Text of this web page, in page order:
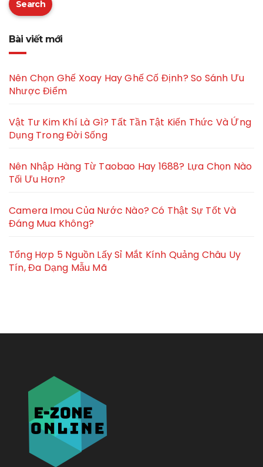
Search
Bài viết mới
Nên Chọn Ghế Xoay Hay Ghế Cố Định? So Sánh Ưu
Nhược Điểm
Vật Tư Kim Khí Là Gì? Tất Tần Tật Kiến Thức Và Ứng
Dụng Trong Đời Sống
Nên Nhập Hàng Từ Taobao Hay 1688? Lựa Chọn Nào
Tối Ưu Hơn?
Camera Imou Của Nước Nào? Có Thật Sự Tốt Và
Đáng Mua Không?
Tổng Hợp 5 Nguồn Lấy Sỉ Mắt Kính Quảng Châu Uy
Tín, Đa Dạng Mẫu Mã